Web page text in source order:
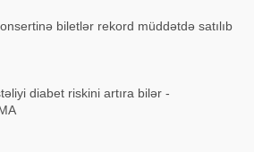
biletlər rekord müddətdə satılıb
diabet riskini artıra bilər -